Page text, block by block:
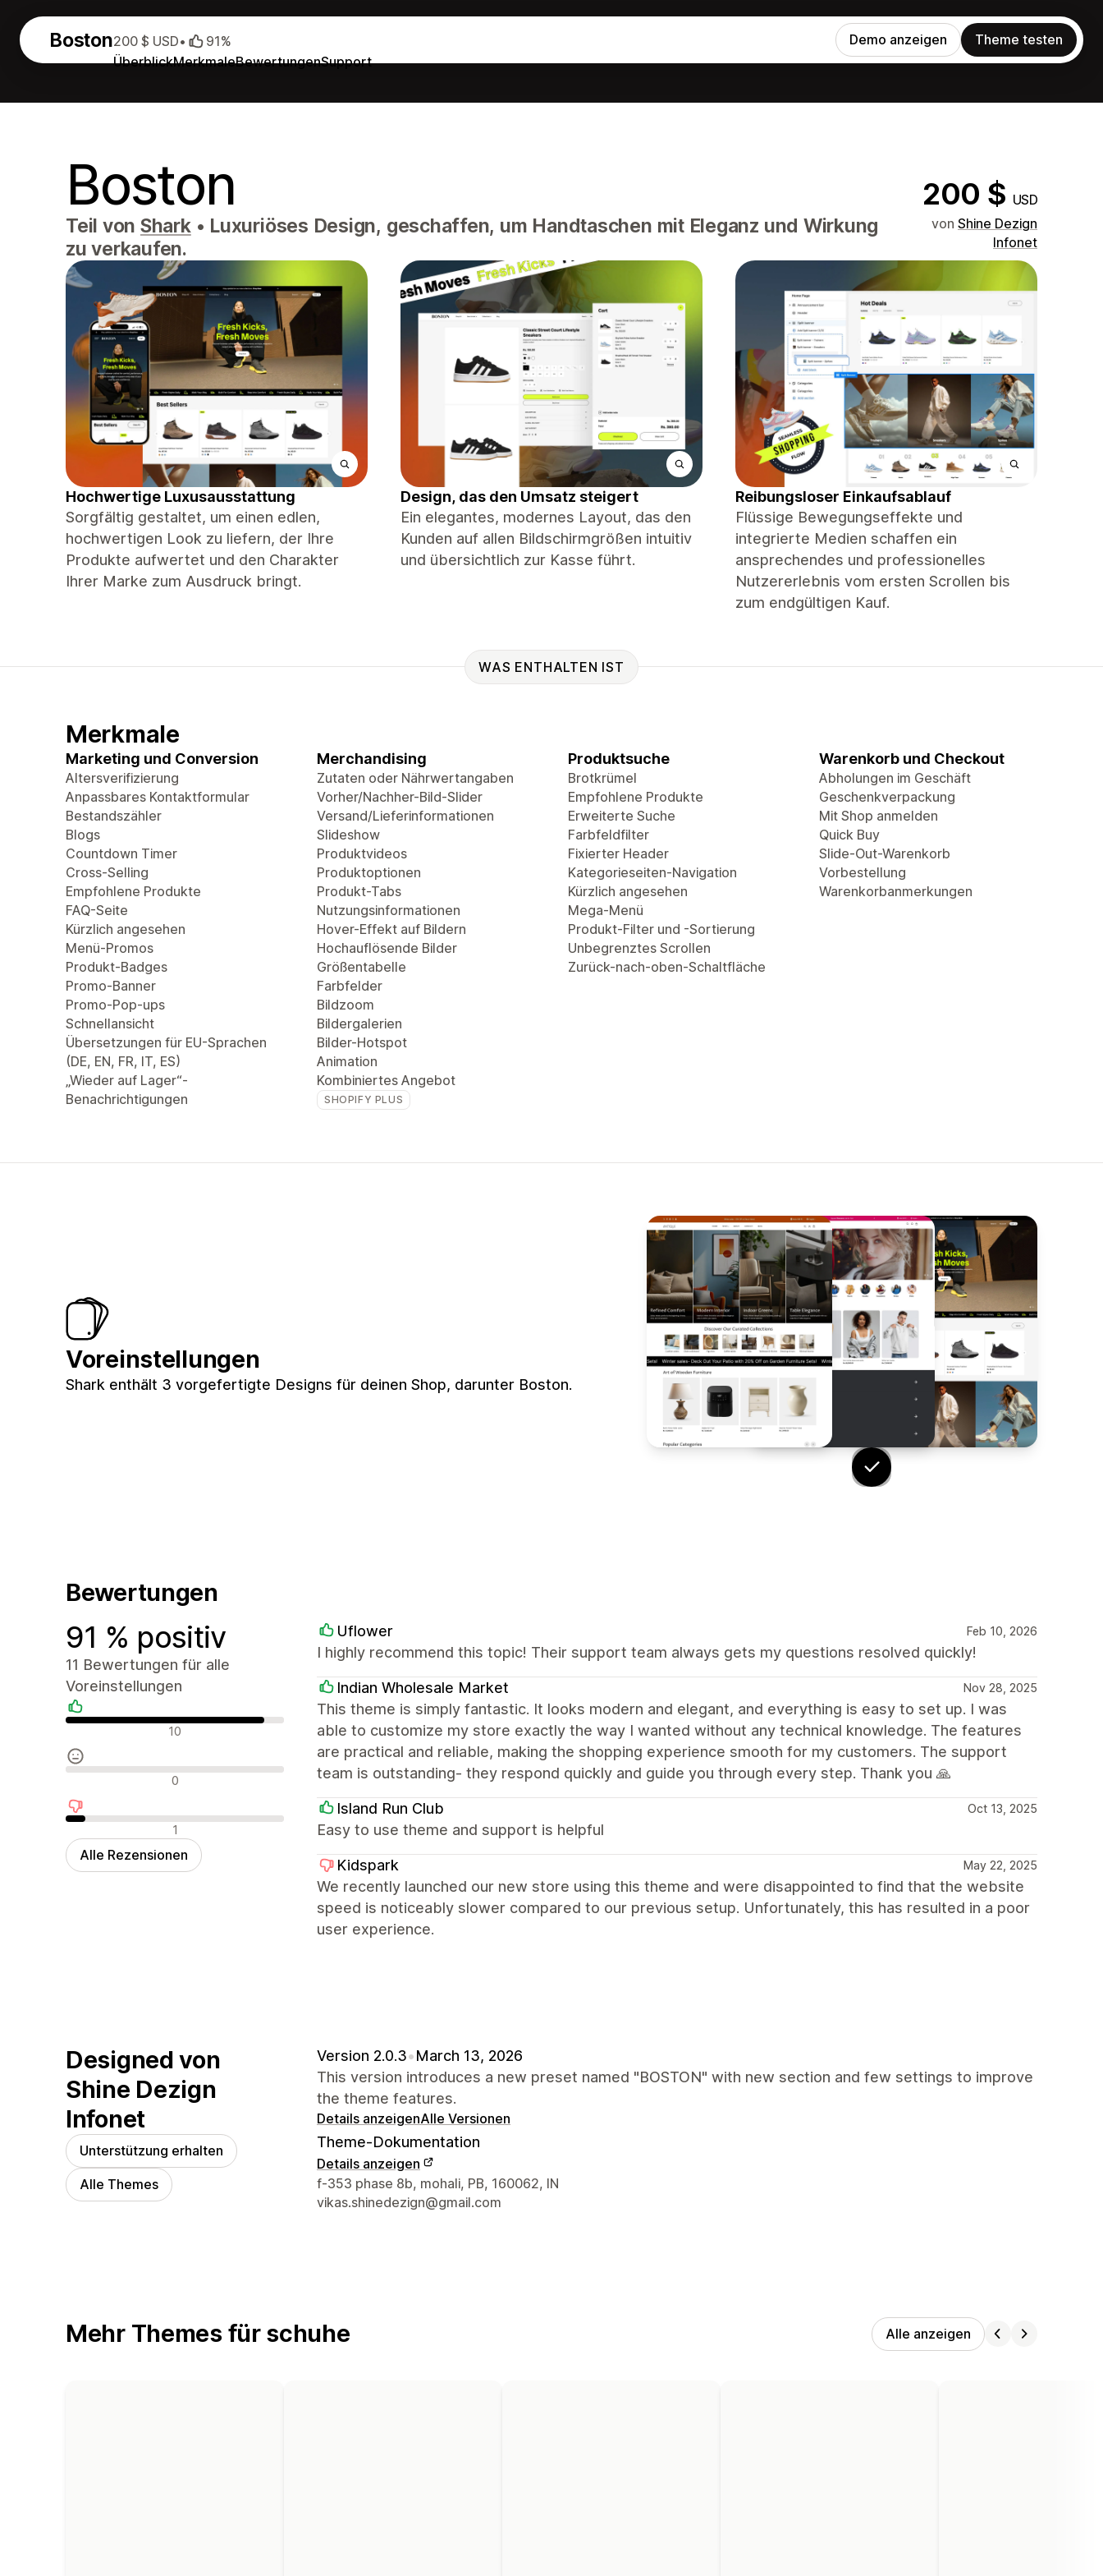
Boston
ÜberblickMerkmaleBewertungenSupport
200 $ USD• 91% Demo anzeigen Theme testen
Boston 200 $ USD
Teil von Shark • Luxuriöses Design, geschaffen, um Handtaschen mit Eleganz und Wirkung
zu verkaufen.
von Shine Dezign
Infonet
Hochwertige Luxusausstattung
Sorgfältig gestaltet, um einen edlen,
hochwertigen Look zu liefern, der Ihre
Produkte aufwertet und den Charakter
Ihrer Marke zum Ausdruck bringt.
Design, das den Umsatz steigert
Ein elegantes, modernes Layout, das den
Kunden auf allen Bildschirmgrößen intuitiv
und übersichtlich zur Kasse führt.
Reibungsloser Einkaufsablauf
Flüssige Bewegungseffekte und
integrierte Medien schaffen ein
ansprechendes und professionelles
Nutzererlebnis vom ersten Scrollen bis
zum endgültigen Kauf.
WAS ENTHALTEN IST
Merkmale
Marketing und Conversion
Altersverifizierung
Anpassbares Kontaktformular
Bestandszähler
Blogs
Countdown Timer
Cross-Selling
Empfohlene Produkte
FAQ-Seite
Kürzlich angesehen
Menü-Promos
Produkt-Badges
Promo-Banner
Promo-Pop-ups
Schnellansicht
Übersetzungen für EU-Sprachen
(DE, EN, FR, IT, ES)
„Wieder auf Lager“-
Benachrichtigungen
Merchandising
Zutaten oder Nährwertangaben
Vorher/Nachher-Bild-Slider
Versand/Lieferinformationen
Slideshow
Produktvideos
Produktoptionen
Produkt-Tabs
Nutzungsinformationen
Hover-Effekt auf Bildern
Hochauflösende Bilder
Größentabelle
Farbfelder
Bildzoom
Bildergalerien
Bilder-Hotspot
Animation
Kombiniertes Angebot
SHOPIFY PLUS
Produktsuche
Brotkrümel
Empfohlene Produkte
Erweiterte Suche
Farbfeldfilter
Fixierter Header
Kategorieseiten-Navigation
Kürzlich angesehen
Mega-Menü
Produkt-Filter und -Sortierung
Unbegrenztes Scrollen
Zurück-nach-oben-Schaltfläche
Warenkorb und Checkout
Abholungen im Geschäft
Geschenkverpackung
Mit Shop anmelden
Quick Buy
Slide-Out-Warenkorb
Vorbestellung
Warenkorbanmerkungen
Voreinstellungen
Shark enthält 3 vorgefertigte Designs für deinen Shop, darunter Boston.
Bewertungen
91 % positiv
11 Bewertungen für alle
Voreinstellungen
Positive Bewertungen
10
Neutrale Bewertungen
0
Negative Bewertungen
1
Alle Rezensionen
Uflower Feb 10, 2026
I highly recommend this topic! Their support team always gets my questions resolved quickly!
Indian Wholesale Market Nov 28, 2025
This theme is simply fantastic. It looks modern and elegant, and everything is easy to set up. I was
able to customize my store exactly the way I wanted without any technical knowledge. The features
are practical and reliable, making the shopping experience smooth for my customers. The support
team is outstanding- they respond quickly and guide you through every step. Thank you 🙏
Island Run Club Oct 13, 2025
Easy to use theme and support is helpful
Kidspark May 22, 2025
We recently launched our new store using this theme and were disappointed to find that the website
speed is noticeably slower compared to our previous setup. Unfortunately, this has resulted in a poor
user experience.
Designed von
Shine Dezign
Infonet
Unterstützung erhalten
Alle Themes
Version 2.0.3•March 13, 2026
This version introduces a new preset named "BOSTON" with new section and few settings to improve
the theme features.
Details anzeigenAlle Versionen
Theme-Dokumentation
Details anzeigen
Designer-Kontaktdaten
f-353 phase 8b, mohali, PB, 160062, IN
vikas.shinedezign@gmail.com
Mehr Themes für schuhe Alle anzeigen